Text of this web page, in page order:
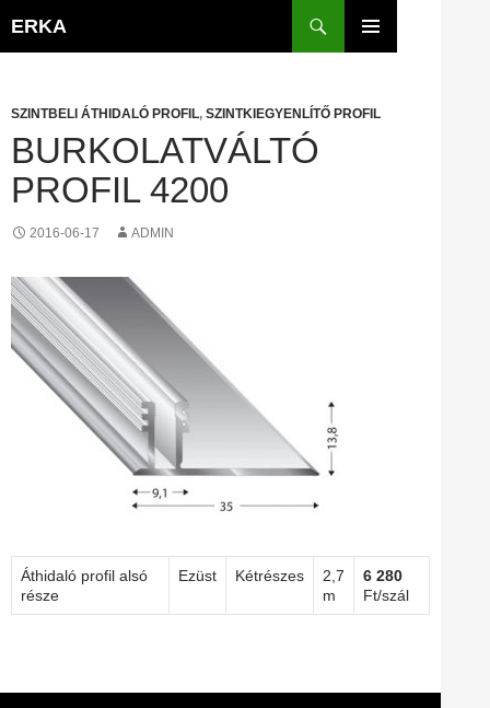
ERKA
SZINTBELI ÁTHIDALÓ PROFIL, SZINTKIEGYENLÍTŐ PROFIL
BURKOLATVÁLTÓ
PROFIL 4200
2016-06-17 ADMIN
Áthidaló profil alsó
része
Ezüst Kétrészes
2,7
m
6 280
Ft/szál